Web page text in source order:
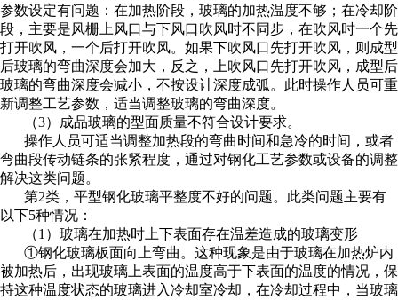
厂房设备
视频中心
联系我们
参数设定有问题：在加热阶段，玻璃的加热温度不够；在冷却阶
段，主要是风栅上风口与下风口吹风时不同步，在吹风时一个先
打开吹风，一个后打开吹风。如果下吹风口先打开吹风，则成型
后玻璃的弯曲深度会加大，反之，上吹风口先打开吹风，成型后
玻璃的弯曲深度会减小，不按设计深度成弧。此时操作人员可重
新调整工艺参数，适当调整玻璃的弯曲深度。
（3）成品玻璃的型面质量不符合设计要求。
操作人员可适当调整加热段的弯曲时间和急冷的时间，或者
弯曲段传动链条的张紧程度，通过对钢化工艺参数或设备的调整
解决这类问题。
第2类，平型钢化玻璃平整度不好的问题。此类问题主要有
以下5种情况：
（1）玻璃在加热时上下表面存在温差造成的玻璃变形
①钢化玻璃板面向上弯曲。这种现象是由于玻璃在加热炉内
被加热后，出现玻璃上表面的温度高于下表面的温度的情况，保
持这种温度状态的玻璃进入冷却室冷却，在冷却过程中，当玻璃